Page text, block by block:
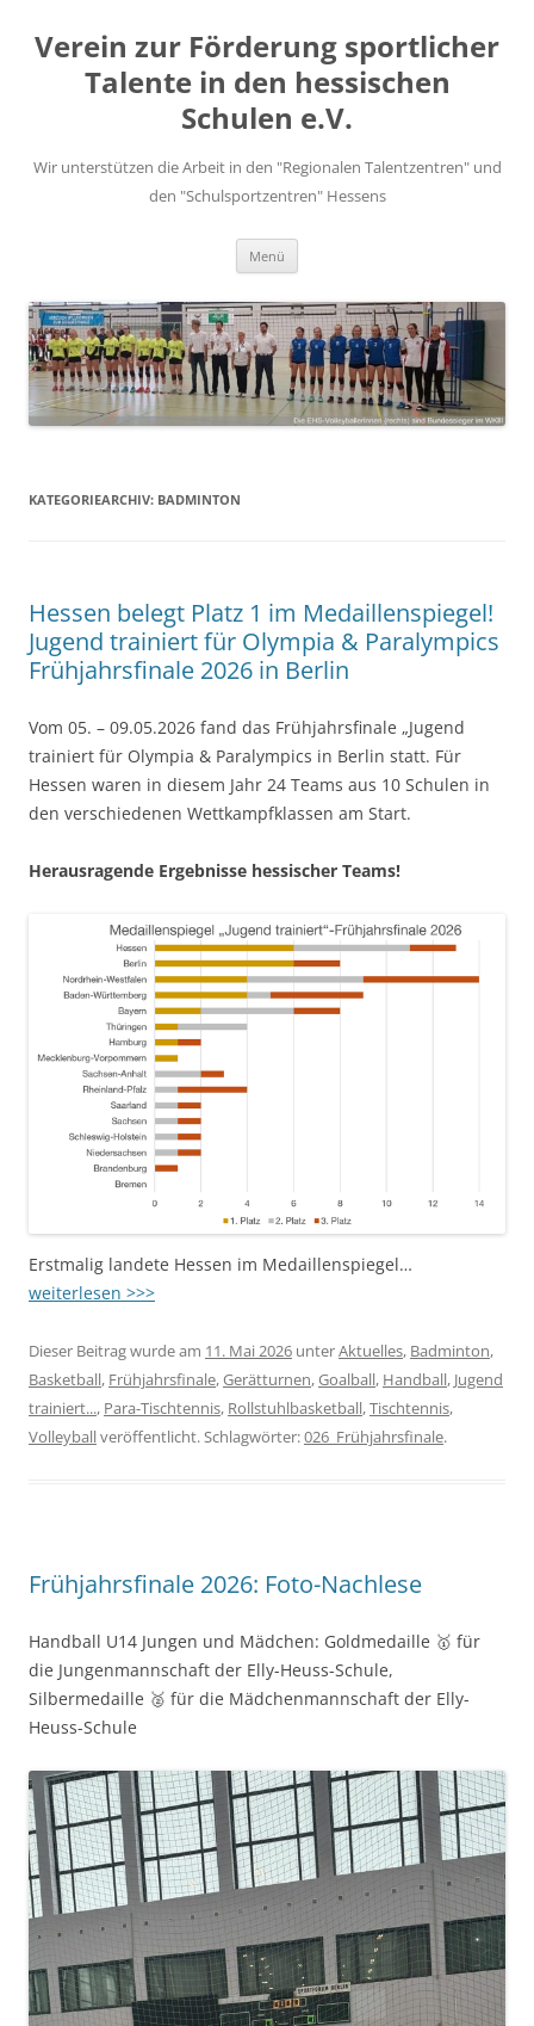
springen
Verein zur Förderung sportlicher
Talente in den hessischen
Schulen e.V.
Wir unterstützen die Arbeit in den "Regionalen Talentzentren" und
den "Schulsportzentren" Hessens
Menü
KATEGORIEARCHIV: BADMINTON
Hessen belegt Platz 1 im Medaillenspiegel!
Jugend trainiert für Olympia & Paralympics
Frühjahrsfinale 2026 in Berlin
Vom 05. – 09.05.2026 fand das Frühjahrsfinale „Jugend
trainiert für Olympia & Paralympics in Berlin statt. Für
Hessen waren in diesem Jahr 24 Teams aus 10 Schulen in
den verschiedenen Wettkampfklassen am Start.
Herausragende Ergebnisse hessischer Teams!
Erstmalig landete Hessen im Medaillenspiegel…
weiterlesen >>>
Dieser Beitrag wurde am 11. Mai 2026 unterAktuelles, Badminton,
Basketball, Frühjahrsfinale,Gerätturnen,Goalball, Handball, Jugend
trainiert..., Para-Tischtennis, Rollstuhlbasketball,Tischtennis,
Volleyballveröffentlicht. Schlagwörter:026_Frühjahrsfinale.
Frühjahrsfinale 2026: Foto-Nachlese
Handball U14 Jungen und Mädchen: Goldmedaille 🥇 für
die Jungenmannschaft der Elly-Heuss-Schule,
Silbermedaille 🥈 für die Mädchenmannschaft der Elly-
Heuss-Schule